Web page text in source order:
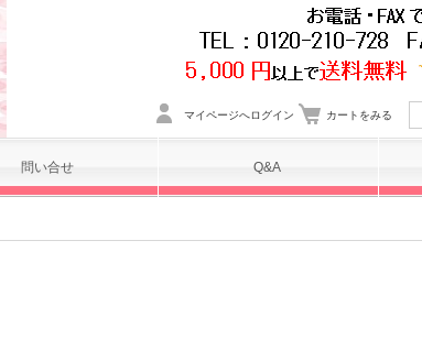
マイページへログイン カートをみる
問い合せ Q&A